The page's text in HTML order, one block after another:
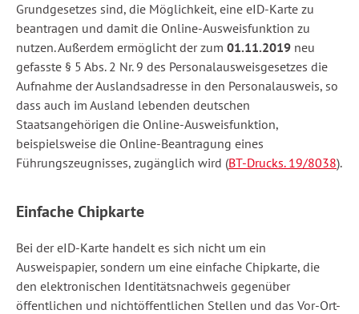
Grundgesetzes sind, die Möglichkeit, eine eID-Karte zu
beantragen und damit die Online-Ausweisfunktion zu
nutzen. Außerdem ermöglicht der zum 01.11.2019 neu
gefasste § 5 Abs. 2 Nr. 9 des Personalausweisgesetzes die
Aufnahme der Auslandsadresse in den Personalausweis, so
dass auch im Ausland lebenden deutschen
Staatsangehörigen die Online-Ausweisfunktion,
beispielsweise die Online-Beantragung eines
Führungszeugnisses, zugänglich wird (BT-Drucks. 19/8038).
Einfache Chipkarte
Bei der eID-Karte handelt es sich nicht um ein
Ausweispapier, sondern um eine einfache Chipkarte, die
den elektronischen Identitätsnachweis gegenüber
öffentlichen und nichtöffentlichen Stellen und das Vor-Ort-